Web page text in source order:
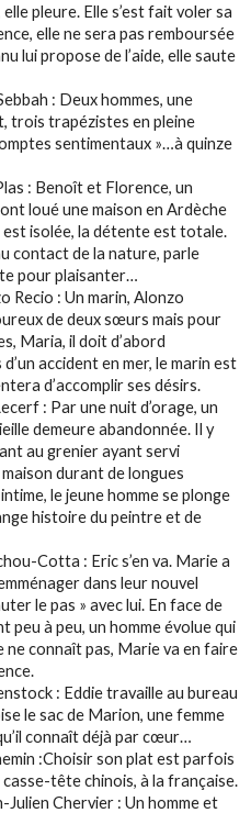
pleure. Elle s’est fait voler sa
elle ne sera pas remboursée
lui propose de l’aide, elle saute
: Deux hommes, une
trois trapézistes en pleine
sentimentaux »…à quinze
: Benoît et Florence, un
loué une maison en Ardèche
est isolée, la détente est totale.
contact de la nature, parle
pour plaisanter…
Recio : Un marin, Alonzo
de deux sœurs mais pour
Maria, il doit d’abord
accident en mer, le marin est
d’accomplir ses désirs.
: Par une nuit d’orage, un
demeure abandonnée. Il y
au grenier ayant servi
durant de longues
le jeune homme se plonge
histoire du peintre et de
Cotta : Eric s’en va. Marie a
dans leur nouvel
le pas » avec lui. En face de
peu à peu, un homme évolue qui
ne connaît pas, Marie va en faire
: Eddie travaille au bureau
le sac de Marion, une femme
connaît déjà par cœur…
:Choisir son plat est parfois
casse-tête chinois, à la française.
Julien Chervier : Un homme et